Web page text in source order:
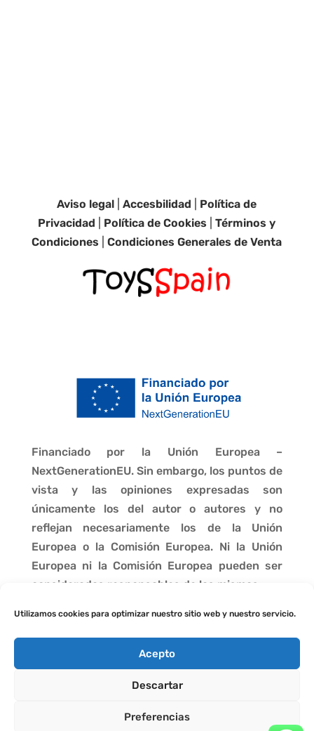
Utilizamos cookies para optimizar nuestro sitio web y nuestro servicio.
Acepto
Descartar
Preferencias
Aviso legal |Accesbilidad
Política de
Privacidad
Política de Cookies |Términos y
Condiciones |Condiciones Generales de Venta
Financiado por la Unión Europea –
NextGenerationEU. Sin embargo, los puntos de
vista y las opiniones expresadas son
únicamente los del autor o autores y no
reflejan necesariamente los de la Unión
Europea o la Comisión Europea. Ni la Unión
Europea ni la Comisión Europea pueden ser
consideradas responsables de las mismas.